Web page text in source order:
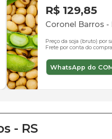
R$ 129,85
Coronel Barros -
Preço da soja (bruto) por
Frete por conta do
WhatsApp do
- RS